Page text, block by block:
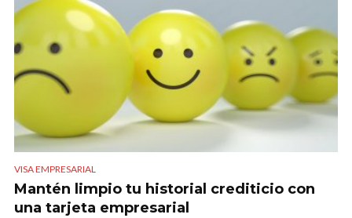
VISA EMPRESARIAL
Mantén limpio tu historial crediticio con
una tarjeta empresarial